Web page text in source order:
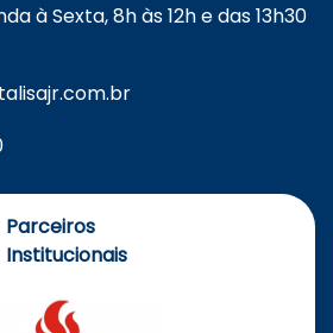
à Sexta, 8h às 12h e das 13h30
Parceiros
Institucionais